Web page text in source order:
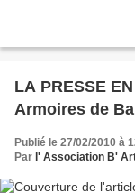
LA PRESSE
Armoires de
Publié le 27/02/2010 à
Par l' Association B'